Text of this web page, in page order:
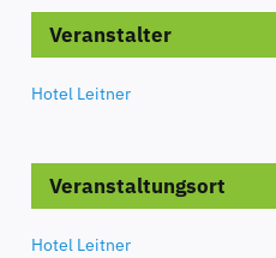
Veranstalter
Hotel Leitner
Veranstaltungsort
Hotel Leitner